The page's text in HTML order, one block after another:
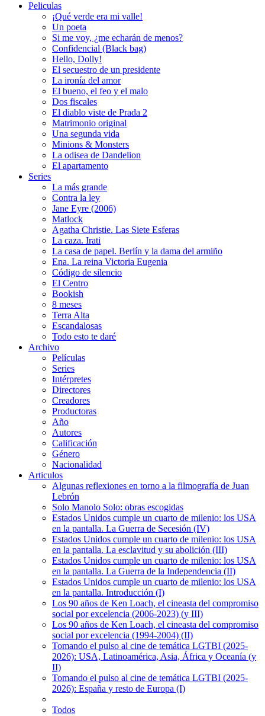
Peliculas
¡Qué verde era mi valle!
Un poeta
Si me voy, ¿me echarán de menos?
Confidencial (Black bag)
Hello, Dolly!
El secuestro de un presidente
La ironía del amor
El bueno, el feo y el malo
Dos fiscales
El diablo viste de Prada 2
Matrimonio original
Una segunda vida
Minions & Monsters
La odisea de Dandelion
El apartamento
Series
La más grande
Contra la ley
Jane Eyre (2006)
Matlock
Agatha Christie. Las Siete Esferas
La caza. Irati
La casa de papel. Berlín y la dama del armiño
Ena. La reina Victoria Eugenia
Código de silencio
El Centro
Bookish
8 meses
Terra Alta
Escandalosas
Todo esto te daré
Archivo
Películas
Series
Intérpretes
Directores
Creadores
Productoras
Año
Autores
Calificación
Género
Nacionalidad
Articulos
Algunas reflexiones en torno a la filmografía de Juan
Lebrón
Solo Manolo Solo: obras escogidas
Estados Unidos cumple un cuarto de milenio: los USA
en la pantalla. La Guerra de Secesión (IV)
Estados Unidos cumple un cuarto de milenio: los USA
en la pantalla. La esclavitud y su abolición (III)
Estados Unidos cumple un cuarto de milenio: los USA
en la pantalla. La Guerra de la Independencia (II)
Estados Unidos cumple un cuarto de milenio: los USA
en la pantalla. Introducción (I)
Los 90 años de Ken Loach, el cineasta del compromiso
social por excelencia (2006-2023) (y III)
Los 90 años de Ken Loach, el cineasta del compromiso
social por excelencia (1994-2004) (II)
Tomando el pulso al cine de temática LGTBI (2025-
2026): USA, Latinoamérica, Asia, África y Oceanía (y
II)
Tomando el pulso al cine de temática LGTBI (2025-
2026): España y resto de Europa (I)
Todos